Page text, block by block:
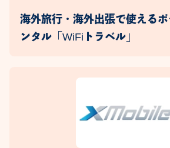
海外旅行・海外出張で使える
ンタル「WiFiトラベル」